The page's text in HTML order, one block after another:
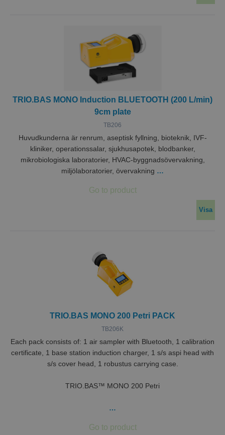
TRIO.BAS MONO Induction BLUETOOTH (200 L/min)
9cm plate
TB206
Huvudkunderna är renrum, aseptisk fyllning, bioteknik, IVF-
kliniker, operationssalar, sjukhusapotek, blodbanker,
mikrobiologiska laboratorier, HVAC-byggnadsövervakning,
miljölaboratorier, övervakning …
Visa
TRIO.BAS MONO 200 Petri PACK
TB206K
Each pack consists of: 1 air sampler with Bluetooth, 1 calibration
certificate, 1 base station induction charger, 1 s/s aspi head with
s/s cover head, 1 robustus carrying case.
TRIO.BAS™ MONO 200 Petri
…